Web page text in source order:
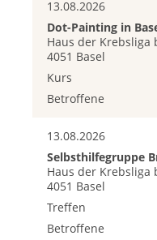
13.08.2026
Dot-Painting in
Haus der Krebsliga
4051 Basel
Kurs
Betroffene
13.08.2026
Selbsthilfegruppe
Haus der Krebsliga
4051 Basel
Treffen
Betroffene